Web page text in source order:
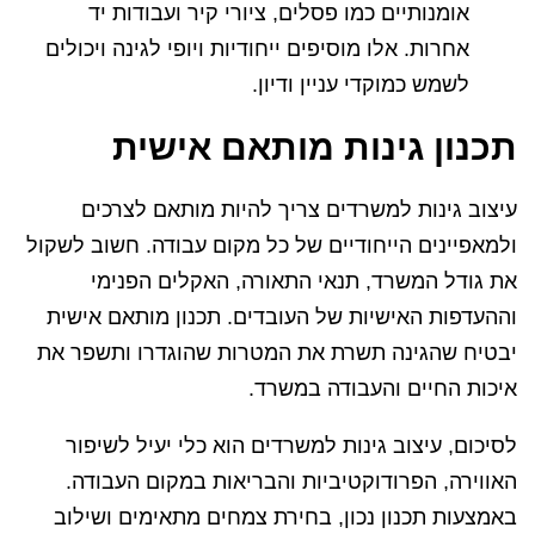
אומנותיים כמו פסלים, ציורי קיר ועבודות יד
אחרות. אלו מוסיפים ייחודיות ויופי לגינה ויכולים
לשמש כמוקדי עניין ודיון.
תכנון גינות מותאם אישית
עיצוב גינות למשרדים צריך להיות מותאם לצרכים
ולמאפיינים הייחודיים של כל מקום עבודה. חשוב לשקול
את גודל המשרד, תנאי התאורה, האקלים הפנימי
וההעדפות האישיות של העובדים. תכנון מותאם אישית
יבטיח שהגינה תשרת את המטרות שהוגדרו ותשפר את
איכות החיים והעבודה במשרד.
לסיכום, עיצוב גינות למשרדים הוא כלי יעיל לשיפור
האווירה, הפרודוקטיביות והבריאות במקום העבודה.
באמצעות תכנון נכון, בחירת צמחים מתאימים ושילוב